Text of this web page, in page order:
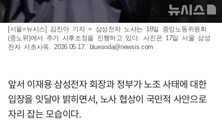
[서울=뉴시스] 김진아 기자 = 삼성전자 노사는 18일 중앙노동위원회
(중노위)에서 추가 사후조정을 진행하고 있다. 사진은 17일 서울 삼성
전자 서초사옥. 2026.05.17. bluesoda@newsis.com
앞서 이재용 삼성전자 회장과 정부가 노조 사태에 대한
입장을 잇달아 밝히면서, 노사 협상이 국민적 사안으로
자리 잡는 모습이다.